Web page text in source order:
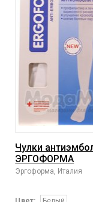
Чулки
ЭРГОФОРМА
Эргоформа, Италия